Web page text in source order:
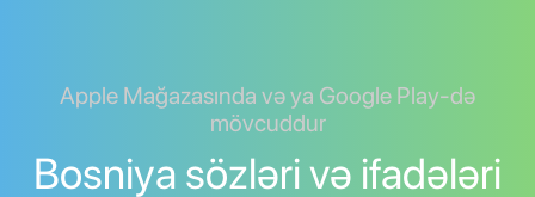
Apple Mağazasında və ya Google Play-də
mövcuddur
Bosniya sözləri və ifadələri